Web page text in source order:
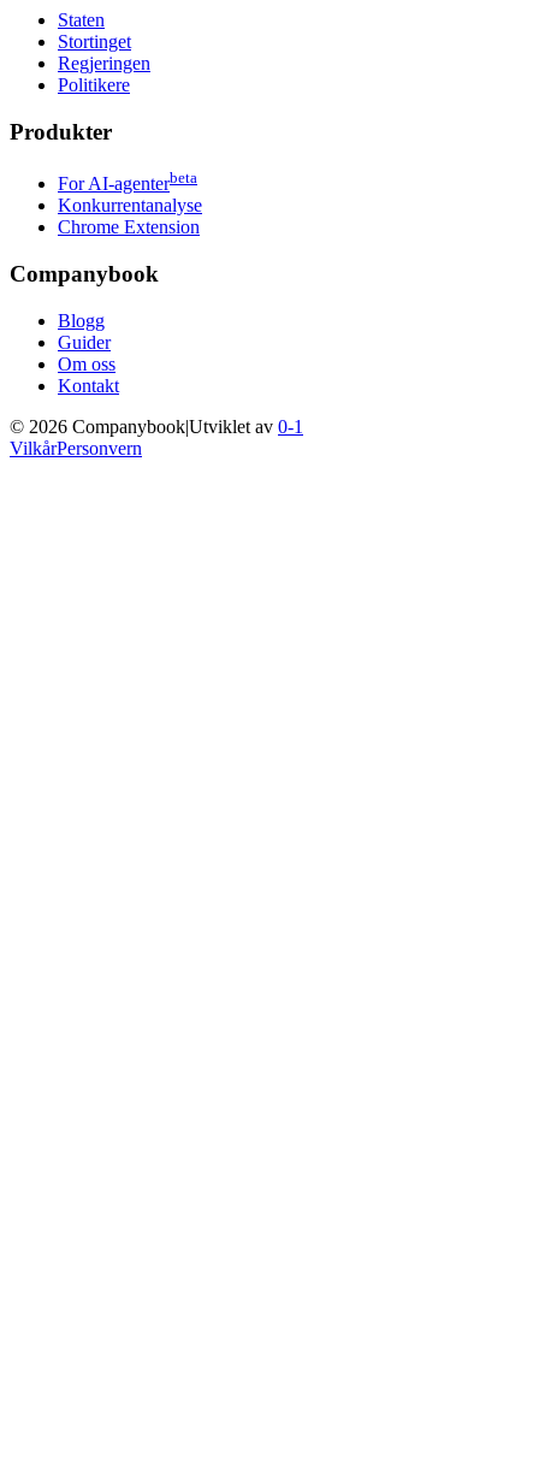
Staten
Stortinget
Regjeringen
Politikere
Produkter
For AI-agenterbeta
Konkurrentanalyse
Chrome Extension
Companybook
Blogg
Guider
Om oss
Kontakt
© 2026 Companybook|Utviklet av 0-1
VilkårPersonvern